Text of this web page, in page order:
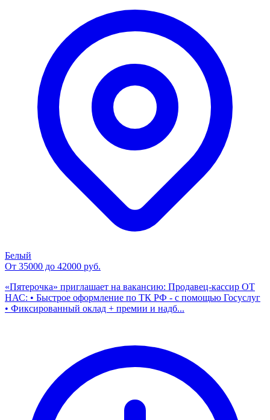
Белый
От 35000 до 42000 руб.
«Пятерочка» приглашает на вакансию: Продавец-кассир ОТ
НАС: • Быстрое оформление по ТК РФ - с помощью Госуслуг
• Фиксированный оклад + премии и надб...